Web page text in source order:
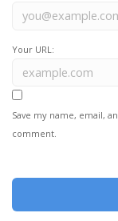
Your URL:
Save my name, email,
comment.